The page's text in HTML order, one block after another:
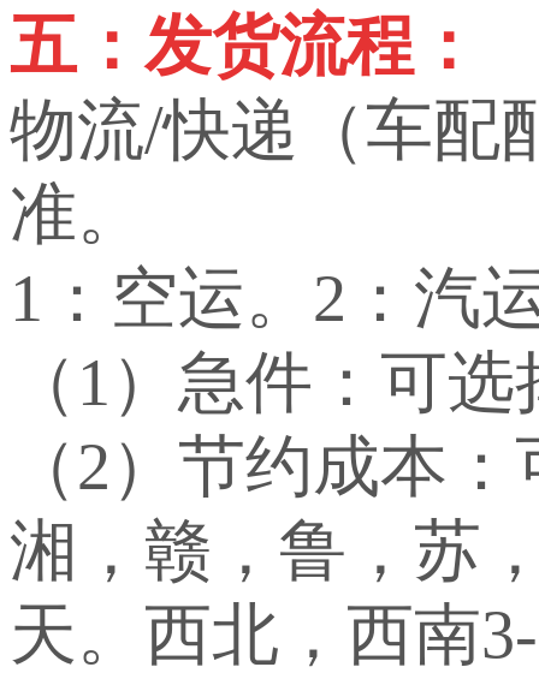
五：发货流程：
物流/快递（车配
准。
1：空运。2：汽
（1）急件：可
（2）节约成本
湘，赣，鲁，苏
天。西北，西南